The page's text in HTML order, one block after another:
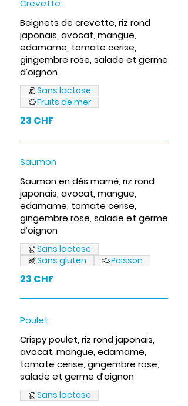
Crevette
Beignets de crevette, riz rond
japonais, avocat, mangue,
edamame, tomate cerise,
gingembre rose, salade et germe
d’oignon
23 CHF
Sans lactose
Fruits de mer
Saumon
Saumon en dés marné, riz rond
japonais, avocat, mangue,
edamame, tomate cerise,
gingembre rose, salade et germe
d’oignon
23 CHF
Sans lactose
Sans gluten
Poisson
Poulet
Crispy poulet, riz rond japonais,
avocat, mangue, edamame,
tomate cerise, gingembre rose,
salade et germe d’oignon
Sans lactose